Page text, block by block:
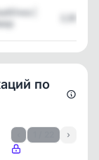
|
по
›